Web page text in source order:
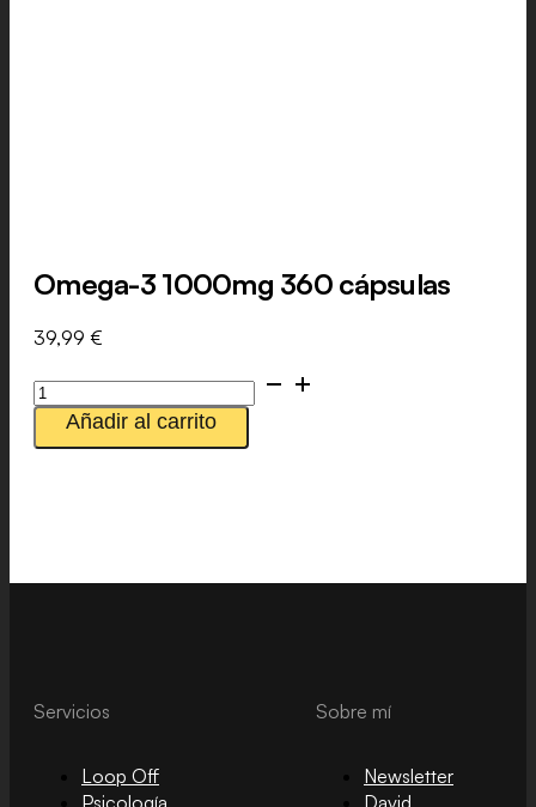
Omega-3 1000mg 360 cápsulas
39,99 €
Omega-
3
1000mg
Añadir al carrito
Servicios
Loop Off
Psicología
Sobre mí
Newsletter
David